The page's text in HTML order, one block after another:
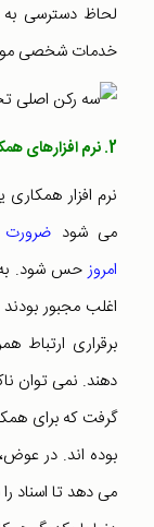
لحاظ دسترسی
خدمات شخصی
2. نرم افزارهای همکاری و تشریک مساعی:
نرم افزار
می شود
امروزحس شود. به
اغلب مجبور
برقراری ارتباط
دهند. نمی توان
گرفت که برای
بوده اند. در
می دهد تا اسناد